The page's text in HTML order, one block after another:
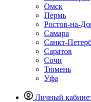
Омск
Пермь
Ростов-на-
Самара
Санкт-
Саратов
Сочи
Тюмень
Уфа
Личный